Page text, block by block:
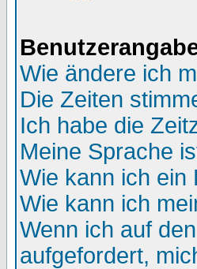
Wie ändere ich
Die Zeiten
Ich habe die
Meine Sprache
Wie kann ich ein
Wie kann ich
Wenn ich auf
aufgefordert,